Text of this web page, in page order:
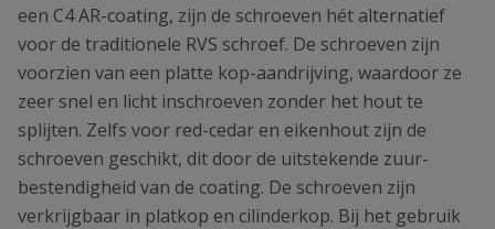
een C4 AR-coating, zijn de schroeven hét alternatief
voor de traditionele RVS schroef. De schroeven zijn
voorzien van een platte kop-aandrijving, waardoor ze
zeer snel en licht inschroeven zonder het hout te
splijten. Zelfs voor red-cedar en eikenhout zijn de
schroeven geschikt, dit door de uitstekende zuur-
bestendigheid van de coating. De schroeven zijn
verkrijgbaar in platkop en cilinderkop. Bij het gebruik